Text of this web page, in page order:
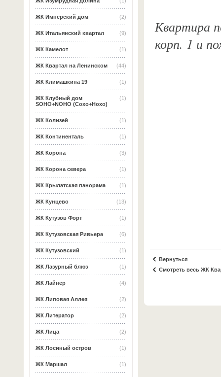
(2)
ЖК Имперский дом
(9)
ЖК Итальянский квартал
(1)
ЖК Камелот
(44)
ЖК Квартал на Ленинском
(1)
ЖК Климашкина 19
(1)
ЖК Клубный дом
SOHO+NOHO (Сохо+Нохо)
(1)
ЖК Колизей
(1)
ЖК Континенталь
(3)
ЖК Корона
(1)
ЖК Корона севера
(1)
ЖК Крылатская панорама
(13)
ЖК Кунцево
(1)
ЖК Кутузов Форт
(6)
ЖК Кутузовская Ривьера
(1)
ЖК Кутузовский
(1)
ЖК Лазурный блюз
(4)
ЖК Лайнер
(2)
ЖК Липовая Аллея
(2)
ЖК Литератор
(2)
ЖК Лица
(1)
ЖК Лосиный остров
(1)
ЖК Маршал
Квартира
корп. 1 и
Вернуться
Смотреть весь ЖК